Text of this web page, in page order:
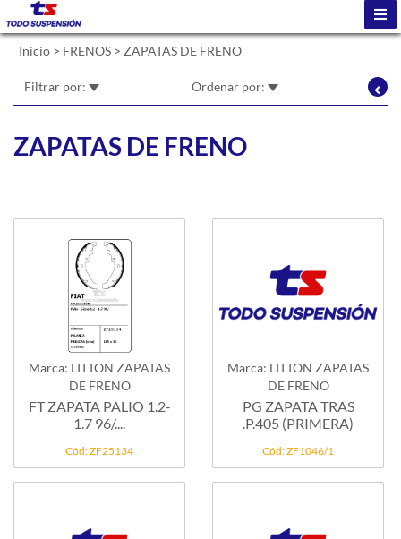
Inicio > FRENOS > ZAPATAS DE FRENO
Filtrar por: Ordenar por:
ZAPATAS DE FRENO
Marca: LITTON ZAPATAS
DE FRENO
FT ZAPATA PALIO 1.2-
1.7 96/....
Cód: ZF25134
Marca: LITTON ZAPATAS
DE FRENO
PG ZAPATA TRAS
.P.405 (PRIMERA)
Cód: ZF1046/1